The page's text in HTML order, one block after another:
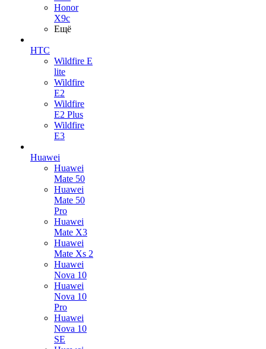
Honor
X9c
Ещё
HTC
Wildfire E
lite
Wildfire
E2
Wildfire
E2 Plus
Wildfire
E3
Huawei
Huawei
Mate 50
Huawei
Mate 50
Pro
Huawei
Mate X3
Huawei
Mate Xs 2
Huawei
Nova 10
Huawei
Nova 10
Pro
Huawei
Nova 10
SE